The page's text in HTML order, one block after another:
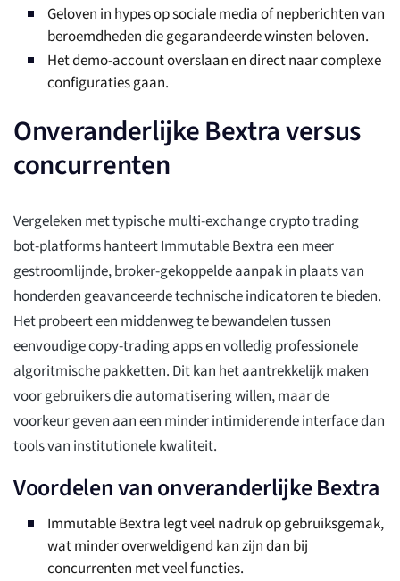
Geloven in hypes op sociale media of nepberichten van
beroemdheden die gegarandeerde winsten beloven.
Het demo-account overslaan en direct naar complexe
configuraties gaan.
Onveranderlijke Bextra versus
concurrenten
Vergeleken met typische multi-exchange crypto trading
bot-platforms hanteert Immutable Bextra een meer
gestroomlijnde, broker-gekoppelde aanpak in plaats van
honderden geavanceerde technische indicatoren te bieden.
Het probeert een middenweg te bewandelen tussen
eenvoudige copy-trading apps en volledig professionele
algoritmische pakketten. Dit kan het aantrekkelijk maken
voor gebruikers die automatisering willen, maar de
voorkeur geven aan een minder intimiderende interface dan
tools van institutionele kwaliteit.
Voordelen van onveranderlijke Bextra
Immutable Bextra legt veel nadruk op gebruiksgemak,
wat minder overweldigend kan zijn dan bij
concurrenten met veel functies.